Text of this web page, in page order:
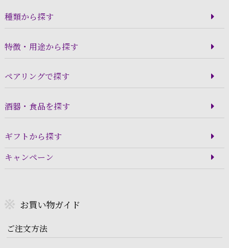
種類から探す
特徴・用途から探す
ペアリングで探す
酒器・食品を探す
ギフトから探す
キャンペーン
お買い物ガイド
ご注文方法